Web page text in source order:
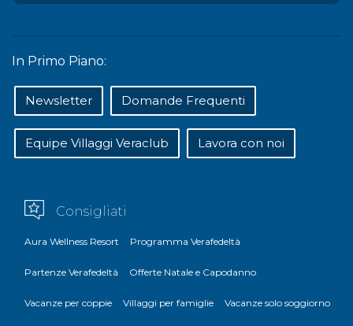
In Primo Piano:
Newsletter Domande Frequenti
Equipe Villaggi Veraclub Lavora con noi
Consigliati
Aura Wellness Resort Programma Verafedeltà
Partenze Verafedeltà Offerte Natale e Capodanno
Vacanze per coppie Villaggi per famiglie Vacanze solo soggiorno